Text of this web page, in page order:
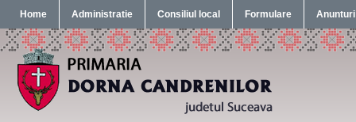
Home Administratie Consiliul local Formulare Anunturi